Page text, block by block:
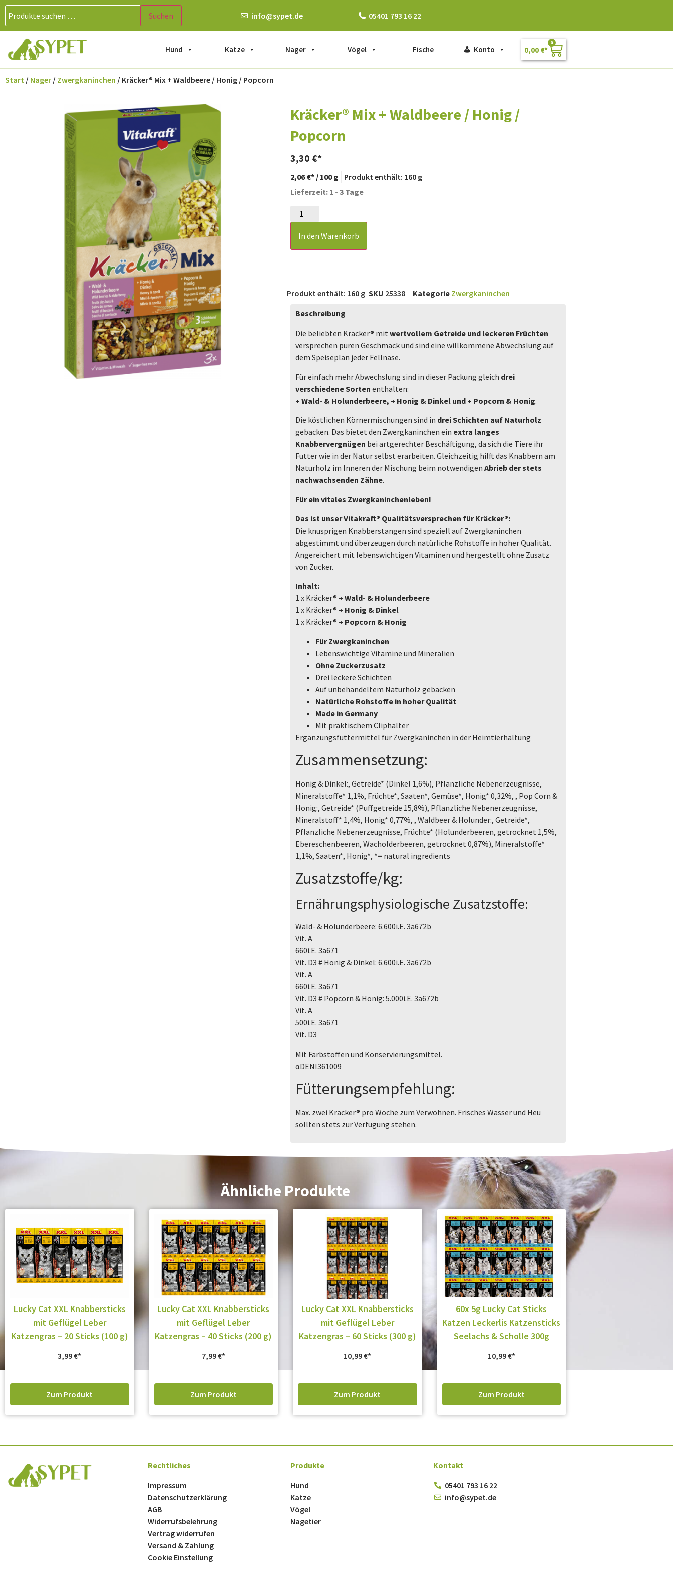
Suchen info@sypet.de 05401 793 16 22
Hund Katze Nager Vögel Fische Konto 0,00 €
0
Start / Nager / Zwergkaninchen / Kräcker® Mix + Waldbeere / Honig / Popcorn
Kräcker® Mix + Waldbeere / Honig /
Popcorn
3,30 €
2,06€ / 100 g Produkt enthält: 160 g
Lieferzeit: 1 - 3 Tage
In den Warenkorb
Produkt enthält: 160 g SKU 25338 Kategorie Zwergkaninchen
Beschreibung
Die beliebten Kräcker® mit wertvollem Getreide und leckeren Früchten
versprechen puren Geschmack und sind eine willkommene Abwechslung auf
dem Speiseplan jeder Fellnase.
Für einfach mehr Abwechslung sind in dieser Packung gleich drei
verschiedene Sorten enthalten:
+ Wald- & Holunderbeere, + Honig & Dinkel und + Popcorn & Honig.
Die köstlichen Körnermischungen sind in drei Schichten auf Naturholz
gebacken. Das bietet den Zwergkaninchen ein extra langes
Knabbervergnügen bei artgerechter Beschäftigung, da sich die Tiere ihr
Futter wie in der Natur selbst erarbeiten. Gleichzeitig hilft das Knabbern am
Naturholz im Inneren der Mischung beim notwendigen Abrieb der stets
nachwachsenden Zähne.
Für ein vitales Zwergkaninchenleben!
Das ist unser Vitakraft® Qualitätsversprechen für Kräcker®:
Die knusprigen Knabberstangen sind speziell auf Zwergkaninchen
abgestimmt und überzeugen durch natürliche Rohstoffe in hoher Qualität.
Angereichert mit lebenswichtigen Vitaminen und hergestellt ohne Zusatz
von Zucker.
Inhalt:
1 x Kräcker® + Wald- & Holunderbeere
1 x Kräcker® + Honig & Dinkel
1 x Kräcker® + Popcorn & Honig
Für Zwergkaninchen
Lebenswichtige Vitamine und Mineralien
Ohne Zuckerzusatz
Drei leckere Schichten
Auf unbehandeltem Naturholz gebacken
Natürliche Rohstoffe in hoher Qualität
Made in Germany
Mit praktischem Cliphalter
Ergänzungsfuttermittel für Zwergkaninchen in der Heimtierhaltung
Zusammensetzung:
Honig & Dinkel:, Getreide* (Dinkel 1,6%), Pflanzliche Nebenerzeugnisse,
Mineralstoffe* 1,1%, Früchte*, Saaten*, Gemüse*, Honig* 0,32%, , Pop Corn &
Honig:, Getreide* (Puffgetreide 15,8%), Pflanzliche Nebenerzeugnisse,
Mineralstoff* 1,4%, Honig* 0,77%, , Waldbeer & Holunder:, Getreide*,
Pflanzliche Nebenerzeugnisse, Früchte* (Holunderbeeren, getrocknet 1,5%,
Ebereschenbeeren, Wacholderbeeren, getrocknet 0,87%), Mineralstoffe*
1,1%, Saaten*, Honig*, *= natural ingredients
Zusatzstoffe/kg:
Ernährungsphysiologische Zusatzstoffe:
Wald- & Holunderbeere: 6.600i.E. 3a672b
Vit. A
660i.E. 3a671
Vit. D3 # Honig & Dinkel: 6.600i.E. 3a672b
Vit. A
660i.E. 3a671
Vit. D3 # Popcorn & Honig: 5.000i.E. 3a672b
Vit. A
500i.E. 3a671
Vit. D3
Mit Farbstoffen und Konservierungsmittel.
αDENI361009
Fütterungsempfehlung:
Max. zwei Kräcker® pro Woche zum Verwöhnen. Frisches Wasser und Heu
sollten stets zur Verfügung stehen.
Ähnliche Produkte
Lucky Cat XXL Knabbersticks
mit Geflügel Leber
Katzengras – 20 Sticks (100 g)
3,99€
Zum Produkt
Lucky Cat XXL Knabbersticks
mit Geflügel Leber
Katzengras – 40 Sticks (200 g)
7,99€
Zum Produkt
Lucky Cat XXL Knabbersticks
mit Geflügel Leber
Katzengras – 60 Sticks (300 g)
10,99€
Zum Produkt
60x 5g Lucky Cat Sticks
Katzen Leckerlis Katzensticks
Seelachs & Scholle 300g
10,99€
Zum Produkt
Rechtliches
Impressum
Datenschutzerklärung
AGB
Widerrufsbelehrung
Vertrag widerrufen
Versand & Zahlung
Cookie Einstellung
Produkte
Hund
Katze
Vögel
Nagetier
Kontakt
05401 793 16 22
info@sypet.de